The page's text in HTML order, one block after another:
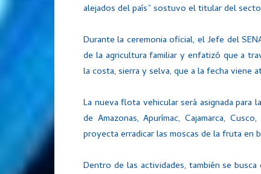
alejados del país” sostuvo el titular del
Durante la ceremonia oficial, el Jefe del
de la agricultura familiar y enfatizó que a
la costa, sierra y selva, que a la fecha viene
La nueva flota vehicular será asignada para
de Amazonas, Apurímac, Cajamarca,
proyecta erradicar las moscas de la fruta
Dentro de las actividades, también se